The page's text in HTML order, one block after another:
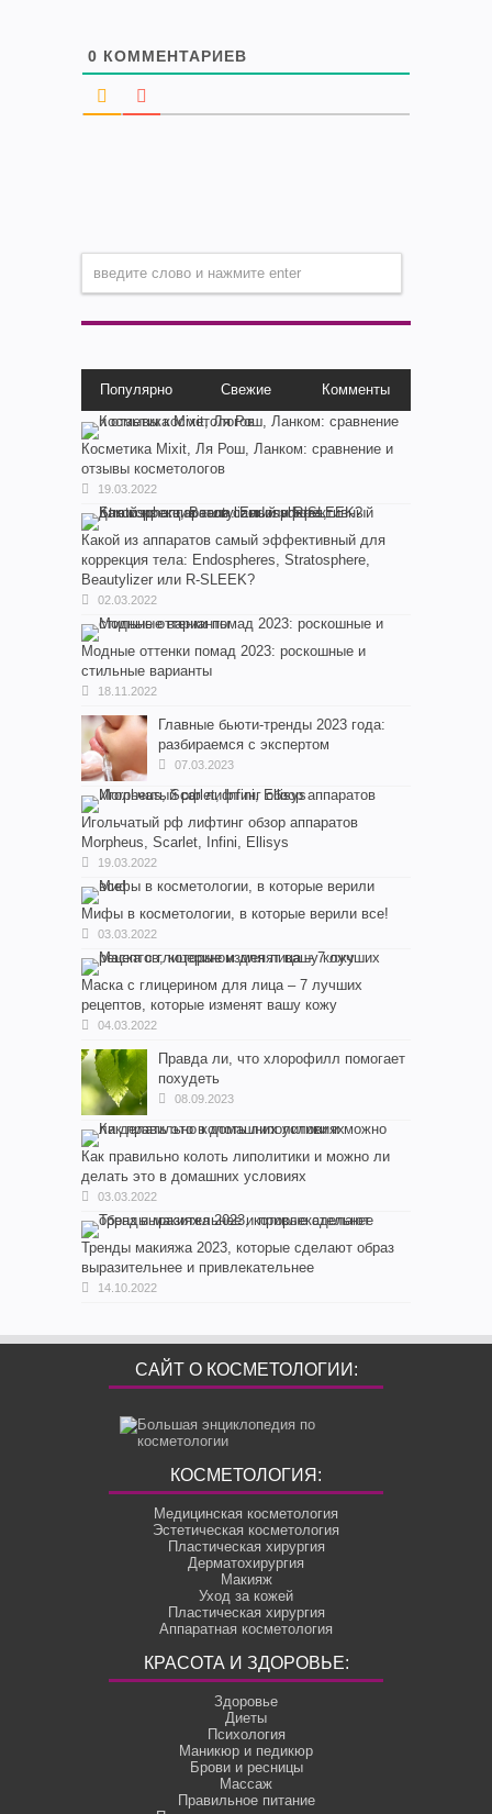
0 КОММЕНТАРИЕВ
Популярно Свежие Комменты
Косметика Мixit, Ля Рош, Ланком: сравнение и
отзывы косметологов
19.03.2022
Какой из аппаратов самый эффективный для
коррекция тела: Endospheres, Stratosphere,
Beautylizer или R-SLEEK?
02.03.2022
Модные оттенки помад 2023: роскошные и
стильные варианты
18.11.2022
Главные бьюти-тренды 2023 года:
разбираемся с экспертом
07.03.2023
Игольчатый рф лифтинг обзор аппаратов
Morpheus, Scarlet, Infini, Ellisys
19.03.2022
Мифы в косметологии, в которые верили все!
03.03.2022
Маска с глицерином для лица – 7 лучших
рецептов, которые изменят вашу кожу
04.03.2022
Правда ли, что хлорофилл помогает
похудеть
08.09.2023
Как правильно колоть липолитики и можно ли
делать это в домашних условиях
03.03.2022
Тренды макияжа 2023, которые сделают образ
выразительнее и привлекательнее
14.10.2022
САЙТ О КОСМЕТОЛОГИИ:
КОСМЕТОЛОГИЯ:
Медицинская косметология
Эстетическая косметология
Пластическая хирургия
Дерматохирургия
Макияж
Уход за кожей
Пластическая хирургия
Аппаратная косметология
КРАСОТА И ЗДОРОВЬЕ:
Здоровье
Диеты
Психология
Маникюр и педикюр
Брови и ресницы
Массаж
Правильное питание